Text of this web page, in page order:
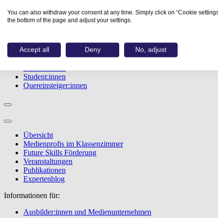
Studiengänge
Events
Berufstest
Informationen für:
Student:innen
Quereinsteiger:innen
Übersicht
Medienprofis im Klassenzimmer
Future Skills Förderung
Veranstaltungen
Publikationen
Expertenblog
Informationen für:
Ausbilder:innen und Medienunternehmen
You can also withdraw your consent at any time. Simply click on “Cookie
the bottom of the page and adjust your settings.
Accept all Deny No, adjust